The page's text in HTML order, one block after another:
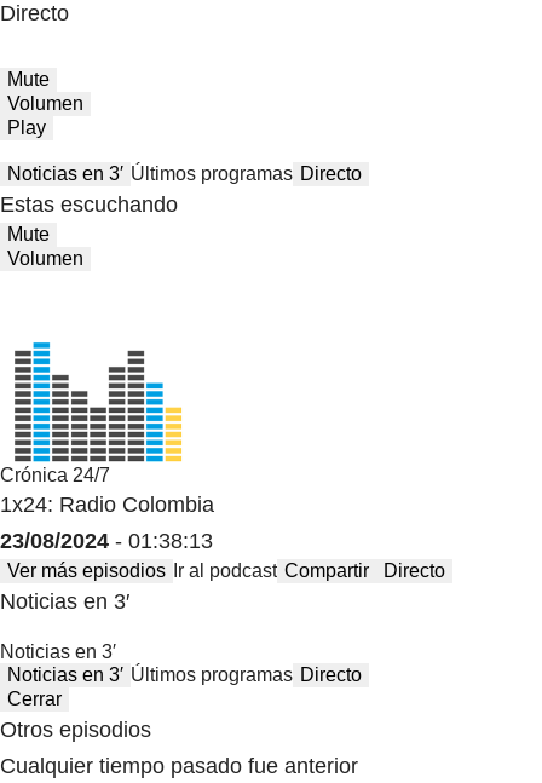
Directo
Mute
Volumen
Play
Noticias en 3′ Últimos programas Directo
Estas escuchando
Mute
Volumen
Crónica 24/7
1x24: Radio Colombia
23/08/2024 - 01:38:13
Ver más episodios Ir al podcast Compartir Directo
Noticias en 3′
Noticias en 3′
Noticias en 3′ Últimos programas Directo
Cerrar
Otros episodios
Cualquier tiempo pasado fue anterior